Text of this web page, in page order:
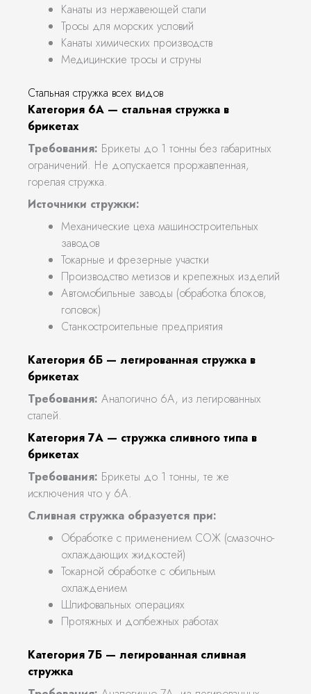
Канаты из нержавеющей стали
Тросы для морских условий
Канаты химических производств
Медицинские тросы и струны
Стальная стружка всех видов
Категория 6А — стальная стружка в
брикетах
Требования: Брикеты до 1 тонны без габаритных
ограничений. Не допускается проржавленная,
горелая стружка.
Источники стружки:
Механические цеха машиностроительных
заводов
Токарные и фрезерные участки
Производство метизов и крепежных изделий
Автомобильные заводы (обработка блоков,
головок)
Станкостроительные предприятия
Категория 6Б — легированная стружка в
брикетах
Требования: Аналогично 6А, из легированных
сталей.
Категория 7А — стружка сливного типа в
брикетах
Требования: Брикеты до 1 тонны, те же
исключения что у 6А.
Сливная стружка образуется при:
Обработке с применением СОЖ (смазочно-
охлаждающих жидкостей)
Токарной обработке с обильным
охлаждением
Шлифовальных операциях
Протяжных и долбежных работах
Категория 7Б — легированная сливная
стружка